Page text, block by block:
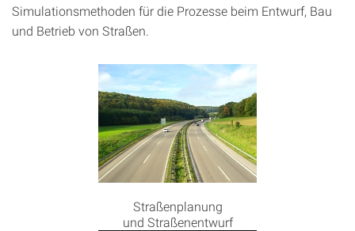
Simulationsmethoden für die Prozesse beim Entwurf, Bau
und Betrieb von Straßen.
Straßenplanung
und Straßenentwurf